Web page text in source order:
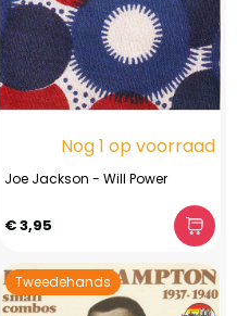
Nog 1 op voorraad
Joe Jackson - Will Power
€ 3,95
Tweedehands